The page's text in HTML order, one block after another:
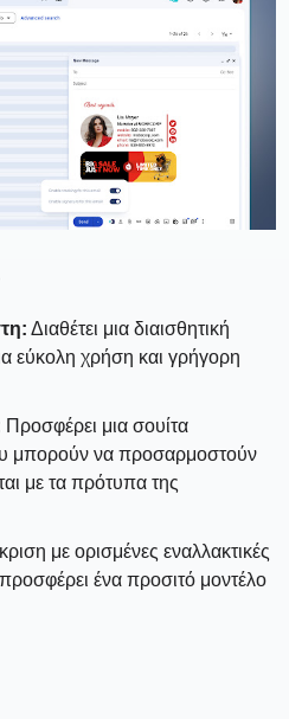
Διαθέτει μια διαισθητική
εύκολη χρήση και γρήγορη
Προσφέρει μια σουίτα
μπορούν να προσαρμοστούν
με τα πρότυπα της
με ορισμένες εναλλακτικές
ένα προσιτό μοντέλο